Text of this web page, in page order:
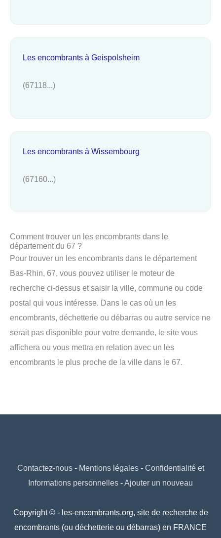
Les encombrants à Geispolsheim
(67118...)
Les encombrants à Wissembourg
(67160...)
Comment trouver un les encombrants dans le
département du 67 ?
Pour trouver un les encombrants dans le département
Bas-Rhin, 67, vous pouvez utiliser le moteur de
recherche ci-dessus et saisir la ville, commune ou code
postal qui vous intéresse. Dans le cas où un les
encombrants, déchetterie ou débarras ou autre service ne
serait pas disponible pour votre demande, le site vous
affichera ou vous mettra en relation avec un les
encombrants le plus proche de la ville dans le 67.
Contactez-nous- Mentions légales- Confidentialité et
Informations personnelles -Ajouter un nouveau
Copyright © - les-encombrants.org, site de recherche de
encombrants (ou déchetterie ou débarras) en FRANCE